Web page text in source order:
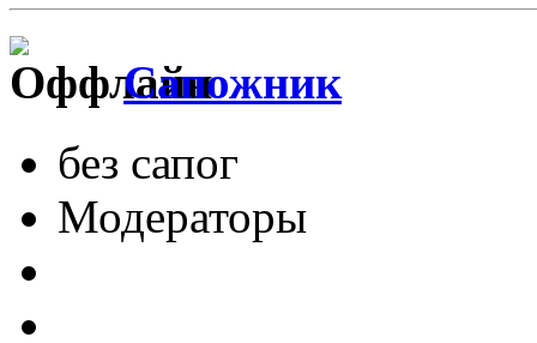
Сапожник
без сапог
Модераторы